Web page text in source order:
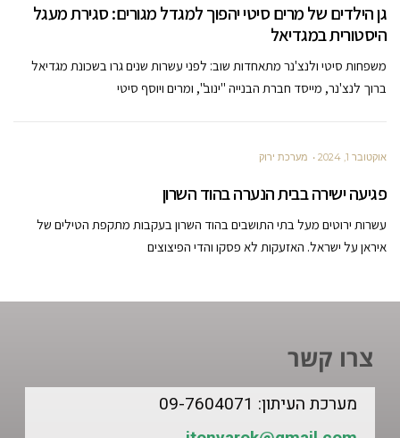
גן הילדים של מרים סיטי יהפוך למגדל מגורים: סגירת מעגל
היסטורית במגדיאל
משפחות סיטי ולנצ'נר מתאחדות שוב: לפני עשרות שנים גרו בשכונת מגדיאל
ברוך לנצ'נר, מייסד חברת הבנייה "ינוב", ומרים ויוסף סיטי
אוקטובר 1, 2024 מערכת ירוק
פגיעה ישירה בבית הנערה בהוד השרון
עשרות ירוטים מעל בתי התושבים בהוד השרון בעקבות מתקפת הטילים של
איראן על ישראל. האזעקות לא פסקו והדי הפיצוצים
צרו קשר
מערכת העיתון: 09-7604071